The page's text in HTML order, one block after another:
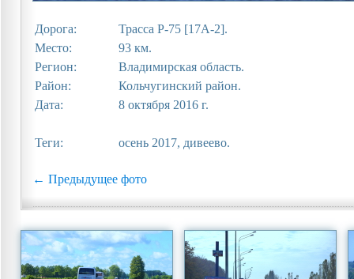
Дорога:
Трасса Р-75 [17А-2].
Место:
93 км.
Регион:
Владимирская область.
Район:
Кольчугинский район.
Дата:
8 октября 2016 г.
Теги: осень 2017, дивеево.
← Предыдущее фото